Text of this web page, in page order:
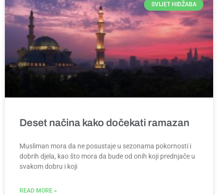
SVIJET HIDŽABA
Deset načina kako dočekati ramazan
Musliman mora da ne posustaje u sezonama pokornosti i
dobrih djela, kao što mora da bude od onih koji prednjače u
svakom dobru i koji
READ MORE »